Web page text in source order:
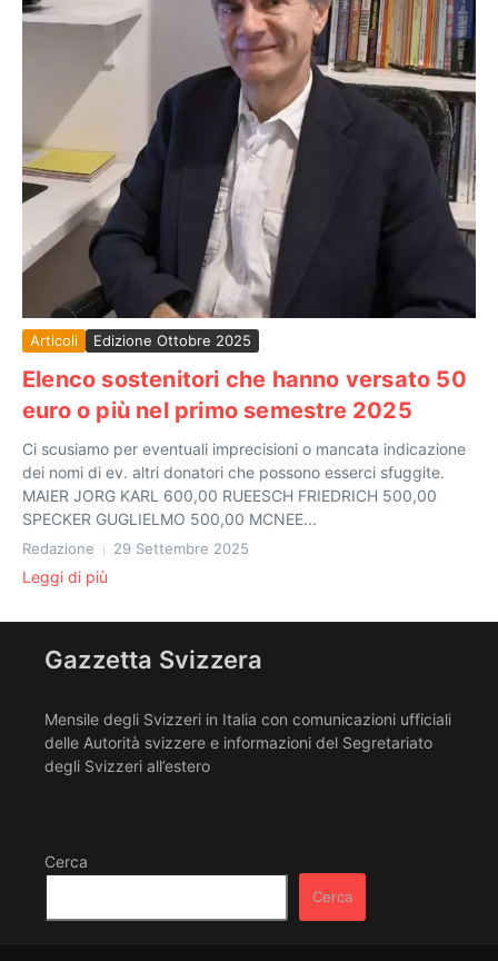
Articoli Edizione Ottobre 2025
Elenco sostenitori che hanno versato 50
euro o più nel primo semestre 2025
Ci scusiamo per eventuali imprecisioni o mancata indicazione
dei nomi di ev. altri donatori che possono esserci sfuggite.
MAIER JORG KARL 600,00 RUEESCH FRIEDRICH 500,00
SPECKER GUGLIELMO 500,00 MCNEE...
Redazione 29 Settembre 2025
Leggi di più
Gazzetta Svizzera
Mensile degli Svizzeri in Italia con comunicazioni ufficiali
delle Autorità svizzere e informazioni del Segretariato
degli Svizzeri all’estero
Cerca
Cerca